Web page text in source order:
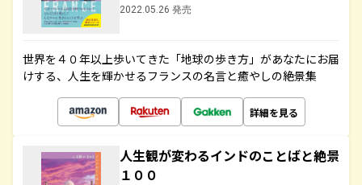
2022.05.26 発売
世界を４０年以上歩いてきた「地球の歩き方」があなたにお届
けする、人生を輝かせるフランスの名言と癒やしの絶景集
詳細を見る
人生観が変わるインドのことばと絶景
１００